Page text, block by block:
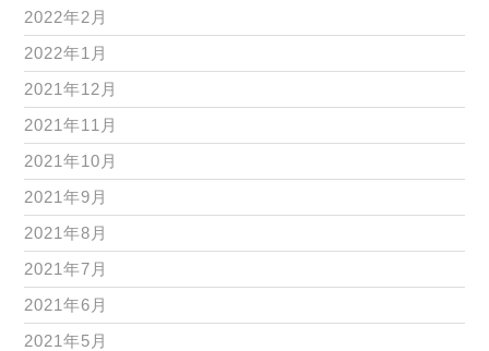
2022年2月
2022年1月
2021年12月
2021年11月
2021年10月
2021年9月
2021年8月
2021年7月
2021年6月
2021年5月